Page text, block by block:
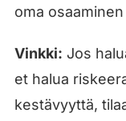
oma
Vinkki: Jos
et halua
kestävyyttä,